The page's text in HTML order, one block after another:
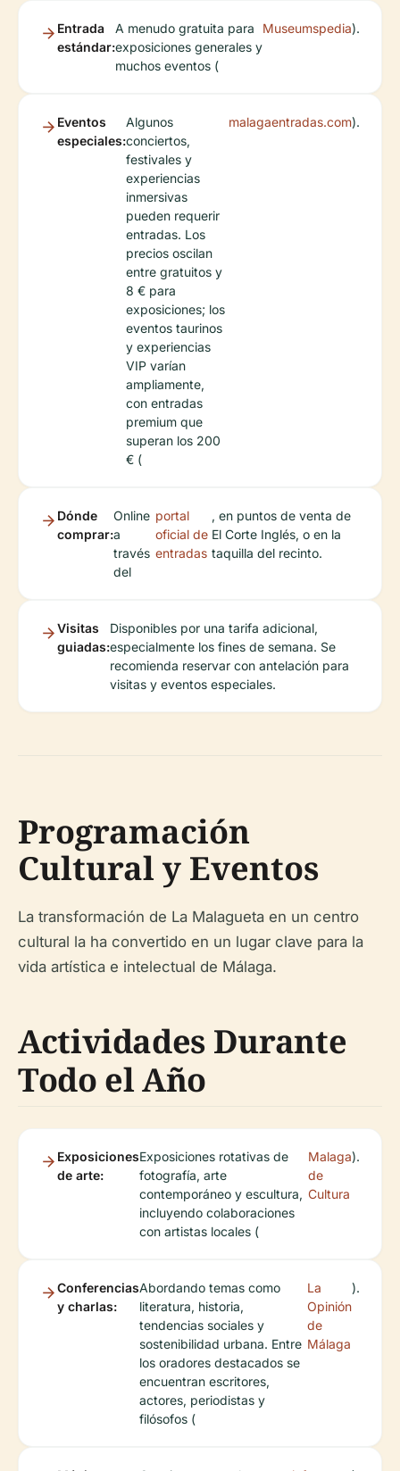
Entrada
estándar:
A menudo gratuita para
exposiciones generales y
muchos eventos (
Museumspedia).
Eventos
especiales:
Algunos
conciertos,
festivales y
experiencias
inmersivas
pueden requerir
entradas. Los
precios oscilan
entre gratuitos y
8 € para
exposiciones; los
eventos taurinos
y experiencias
VIP varían
ampliamente,
con entradas
premium que
superan los 200
€ (
malagaentradas.com).
Dónde
comprar:
Online
a
través
del
portal
oficial de
entradas
, en puntos de venta de
El Corte Inglés, o en la
taquilla del recinto.
Visitas
guiadas:
Disponibles por una tarifa adicional,
especialmente los fines de semana. Se
recomienda reservar con antelación para
visitas y eventos especiales.
Programación
Cultural y Eventos
La transformación de La Malagueta en un centro
cultural la ha convertido en un lugar clave para la
vida artística e intelectual de Málaga.
Actividades Durante
Todo el Año
Exposiciones
de arte:
Exposiciones rotativas de
fotografía, arte
contemporáneo y escultura,
incluyendo colaboraciones
con artistas locales (
Malaga
de
Cultura
).
Conferencias
y charlas:
Abordando temas como
literatura, historia,
tendencias sociales y
sostenibilidad urbana. Entre
los oradores destacados se
encuentran escritores,
actores, periodistas y
filósofos (
La
Opinión
de
Málaga
).